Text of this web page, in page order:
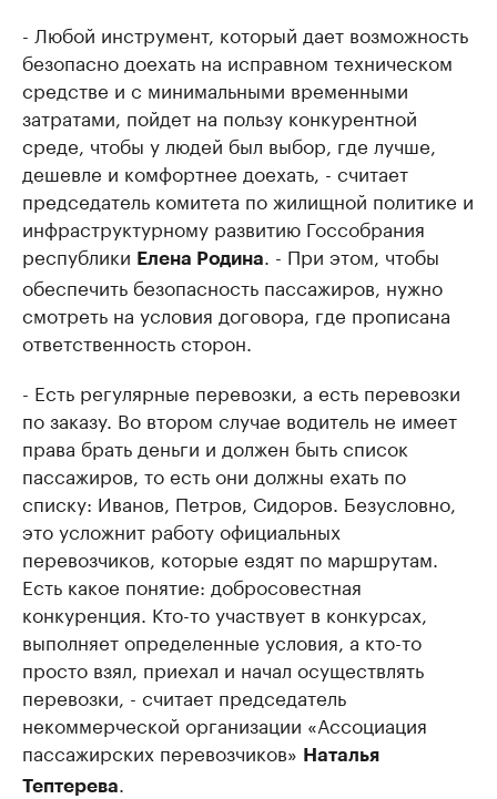
- Любой инструмент, который дает возможность
безопасно доехать на исправном техническом
средстве и с минимальными временными
затратами, пойдет на пользу конкурентной
среде, чтобы у людей был выбор, где лучше,
дешевле и комфортнее доехать, - считает
председатель комитета по жилищной политике и
инфраструктурному развитию Госсобрания
республики Елена Родина. - При этом, чтобы
обеспечить безопасность пассажиров, нужно
смотреть на условия договора, где прописана
ответственность сторон.
- Есть регулярные перевозки, а есть перевозки
по заказу. Во втором случае водитель не имеет
права брать деньги и должен быть список
пассажиров, то есть они должны ехать по
списку: Иванов, Петров, Сидоров. Безусловно,
это усложнит работу официальных
перевозчиков, которые ездят по маршрутам.
Есть какое понятие: добросовестная
конкуренция. Кто-то участвует в конкурсах,
выполняет определенные условия, а кто-то
просто взял, приехал и начал осуществлять
перевозки, - считает председатель
некоммерческой организации «Ассоциация
пассажирских перевозчиков» Наталья
Тептерева.